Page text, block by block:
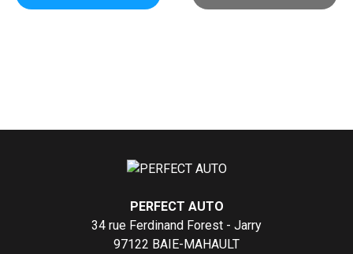
PERFECT AUTO
34 rue Ferdinand Forest - Jarry
97122 BAIE-MAHAULT